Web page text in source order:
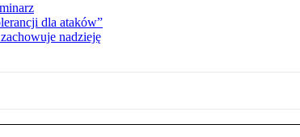
dla ataków”
nadzieję